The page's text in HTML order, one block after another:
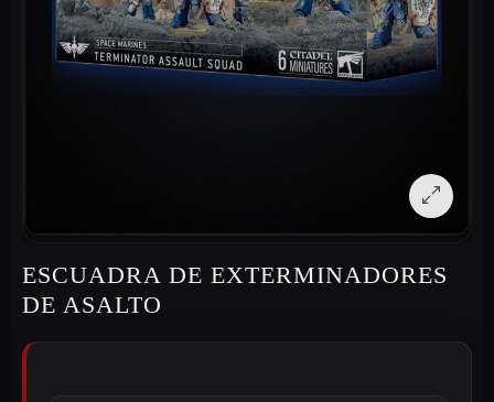
ESCUADRA DE EXTERMINADORES
DE ASALTO